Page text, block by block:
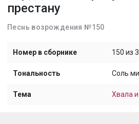
престану
Песнь возрождения №150
Номер в сборнике 150 из
Тональность Соль
Тема Хвала